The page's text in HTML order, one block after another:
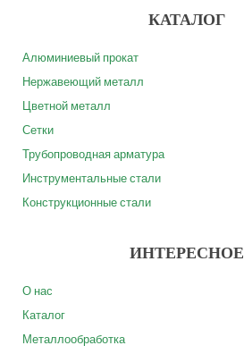
КАТАЛОГ
Алюминиевый прокат
Нержавеющий металл
Цветной металл
Сетки
Трубопроводная арматура
Инструментальные стали
Конструкционные стали
ИНТЕРЕСНОЕ
О нас
Каталог
Металлообработка